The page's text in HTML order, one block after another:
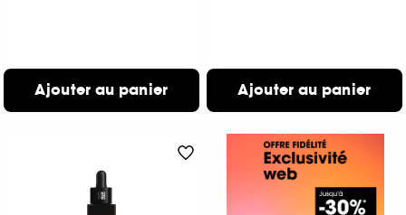
Ajouter au panier Ajouter au panier